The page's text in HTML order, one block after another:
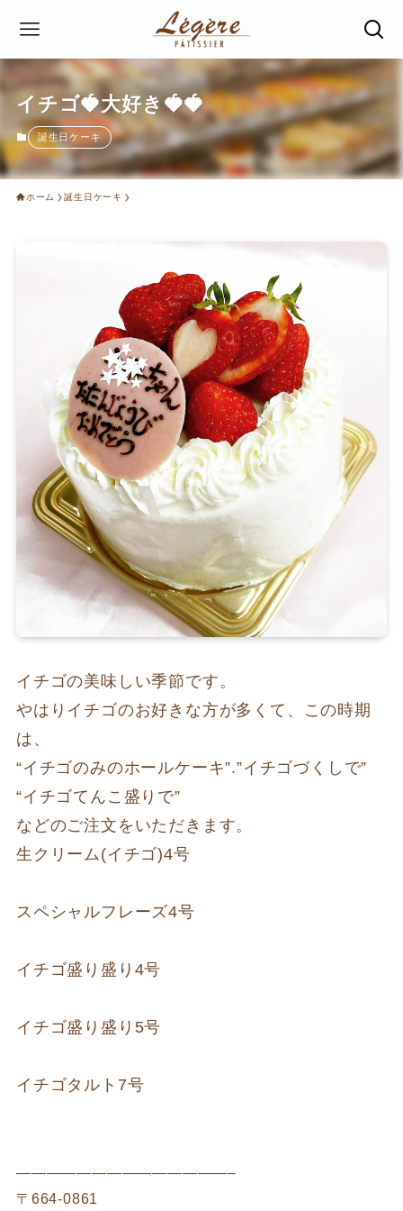
イチゴ🍓大好き🍓🍓
誕生日ケーキ
ホーム 誕生日ケーキ
イチゴの美味しい季節です。
やはりイチゴのお好きな方が多くて、この時期
は、
“イチゴのみのホールケーキ”.”イチゴづくしで”
“イチゴてんこ盛りで”
などのご注文をいただきます。
生クリーム(イチゴ)4号
スペシャルフレーズ4号
イチゴ盛り盛り4号
イチゴ盛り盛り5号
イチゴタルト7号
——————————————–
〒664-0861